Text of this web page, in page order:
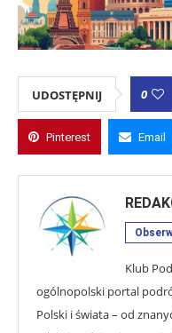
UDOSTĘPNIJ 0
Pinterest Email
Klub
ogólnopolski portal
Polski i świata – od